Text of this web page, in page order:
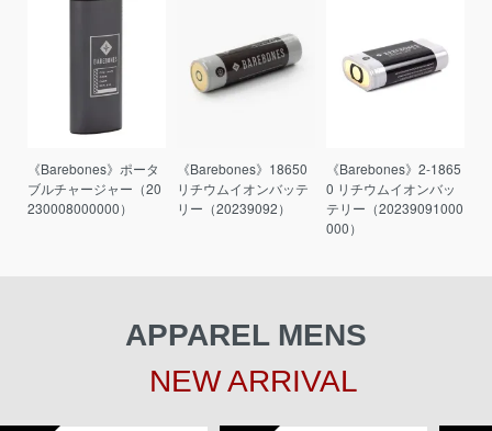
《Barebones》ポータ
ブルチャージャー（20
230008000000）
《Barebones》18650
リチウムイオンバッテ
リー（20239092）
《Barebones》2-1865
0 リチウムイオンバッ
テリー（20239091000
000）
APPAREL MENS
NEW ARRIVAL